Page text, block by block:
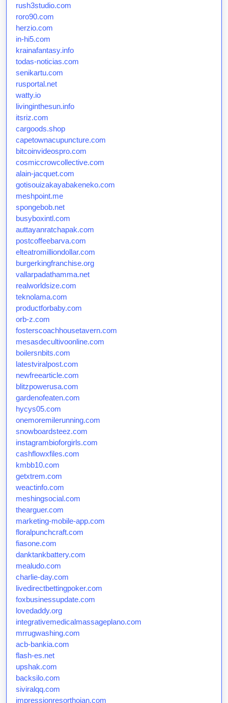
rush3studio.com
roro90.com
herzio.com
in-hi5.com
krainafantasy.info
todas-noticias.com
senikartu.com
rusportal.net
watty.io
livinginthesun.info
itsriz.com
cargoods.shop
capetownacupuncture.com
bitcoinvideospro.com
cosmiccrowcollective.com
alain-jacquet.com
gotisouizakayabakeneko.com
meshpoint.me
spongebob.net
busyboxintl.com
auttayanratchapak.com
postcoffeebarva.com
elteatromilliondollar.com
burgerkingfranchise.org
vallarpadathamma.net
realworldsize.com
teknolama.com
productforbaby.com
orb-z.com
fosterscoachhousetavern.com
mesasdecultivoonline.com
boilersnbits.com
latestviralpost.com
newfreearticle.com
blitzpowerusa.com
gardenofeaten.com
hycys05.com
onemoremilerunning.com
snowboardsteez.com
instagrambioforgirls.com
cashflowxfiles.com
kmbb10.com
getxtrem.com
weactinfo.com
meshingsocial.com
thearguer.com
marketing-mobile-app.com
floralpunchcraft.com
fiasone.com
danktankbattery.com
mealudo.com
charlie-day.com
livedirectbettingpoker.com
foxbusinessupdate.com
lovedaddy.org
integrativemedicalmassageplano.com
mrrugwashing.com
acb-bankia.com
flash-es.net
upshak.com
backsilo.com
siviralqq.com
impressionresorthoian.com